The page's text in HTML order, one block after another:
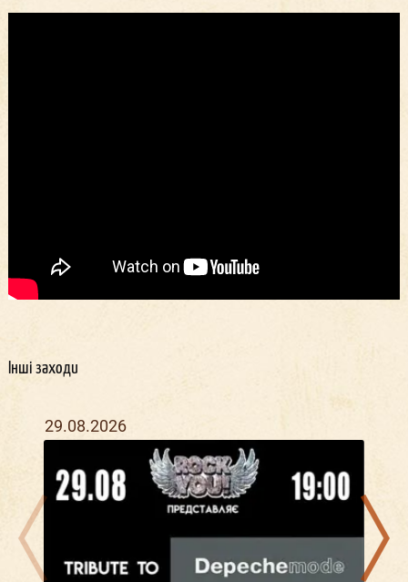
Інші заходи
29.08.2026